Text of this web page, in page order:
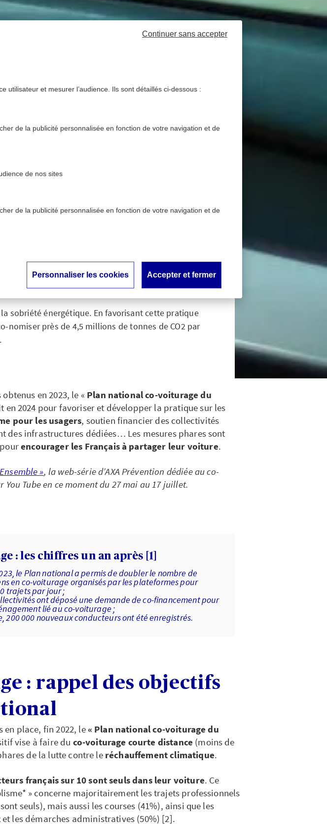
national se
2024
sobriété énergétique. En favorisant cette pratique
nomiser près de 4,5 millions de tonnes de CO2 par
en 2023, le « Plan national co-voiturage du
en 2024 pour favoriser et développer la pratique sur les
pour les usagers, soutien financier des collectivités
des infrastructures dédiées… Les mesures phares sont
pourencourager les Français à partager leur voiture.
», la web-série d’AXA Prévention dédiée au co-
Tube en ce moment du 27 mai au 17 juillet.
: les chiffres un an après [1]
le Plan national a permis de doubler le nombre de
en co-voiturage organisés par les plateformes pour
trajets par jour ;
ont déposé une demande de co-financement pour
lié au co-voiturage ;
200 000 nouveaux conducteurs ont été enregistrés.
: rappel des objectifs
en place, fin 2022, le « Plan national co-voiturage du
vise à faire du co-voiturage courte distance (moins de
de la lutte contre le réchauffement climatique.
français sur 10 sont seuls dans leur voiture. Ce
» concerne majoritairement les trajets professionnels
seuls), mais aussi les courses (41%), ainsi que les
les démarches administratives (50%) [2].
utilisateur et mesurer l’audience. Ils sont détaillés ci-dessous :
de la publicité personnalisée en fonction de votre navigation et de
de nos sites
de la publicité personnalisée en fonction de votre navigation et de
Continuer sans accepter
Personnaliser les cookies Accepter et fermer